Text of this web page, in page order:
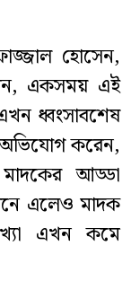
হোসেন,
একসময় এই
ধ্বংসাবশেষ
অভিযোগ করেন,
আড্ডা
এলেও মাদক
এখন কমে